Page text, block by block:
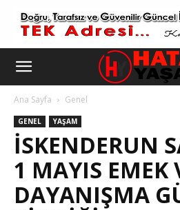
Ana Sayfa Genel
GENEL YAŞAM
İSKENDERUN
1 MAYIS EMEK
DAYANIŞMA